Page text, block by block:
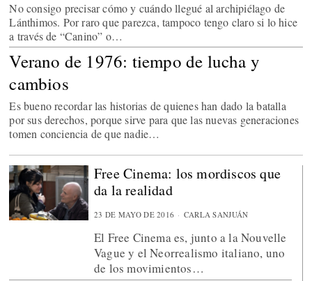
No consigo precisar cómo y cuándo llegué al archipiélago de
Lánthimos. Por raro que parezca, tampoco tengo claro si lo hice
a través de “Canino” o…
Verano de 1976: tiempo de lucha y
cambios
Es bueno recordar las historias de quienes han dado la batalla
por sus derechos, porque sirve para que las nuevas generaciones
tomen conciencia de que nadie…
Free Cinema: los mordiscos que
da la realidad
23 DE MAYO DE 2016 CARLA SANJUÁN
El Free Cinema es, junto a la Nouvelle
Vague y el Neorrealismo italiano, uno
de los movimientos…